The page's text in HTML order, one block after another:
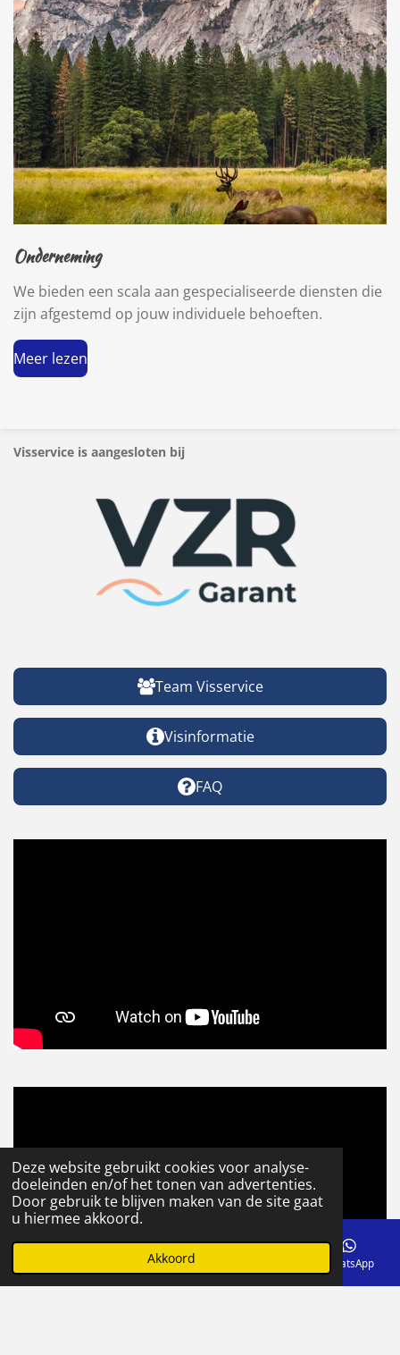
Deze website gebruikt cookies voor analyse-
doeleinden en/of het tonen van advertenties.
Door gebruik te blijven maken van de site gaat
u hiermee akkoord.
Akkoord
Onderneming
We bieden een scala aan gespecialiseerde diensten die
zijn afgestemd op jouw individuele behoeften.
Meer lezen
Visservice is aangesloten bij
Team Visservice
Visinformatie
FAQ
Telefoonnummer WhatsApp